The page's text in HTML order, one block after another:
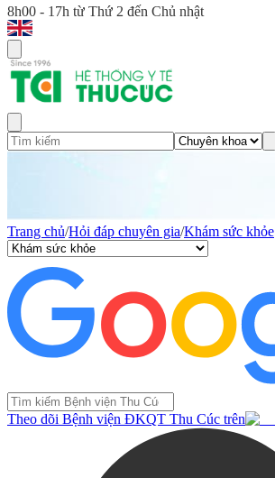
8h00 - 17h từ Thứ 2 đến Chủ nhật
Trang chủ/Hỏi đáp chuyên gia/Khám sức khỏe
Theo dõi Bệnh viện ĐKQT Thu Cúc trên